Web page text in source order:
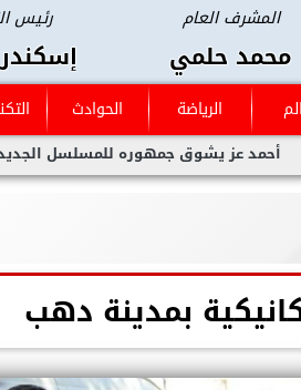
المشرف العام
محمد حلمي
رئيس
الرياضة الحوادث
يشوق جمهوره للمسلسل الجديد الأمير
بمدينة دهب